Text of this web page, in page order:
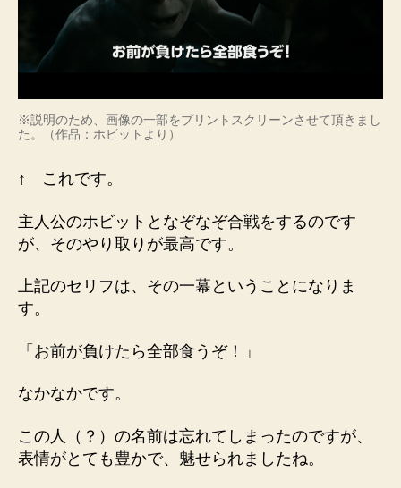
※説明のため、画像の一部をプリントスクリーンさせて頂きまし
た。（作品：ホビットより）
↑ これです。
主人公のホビットとなぞなぞ合戦をするのです
が、そのやり取りが最高です。
上記のセリフは、その一幕ということになりま
す。
「お前が負けたら全部食うぞ！」
なかなかです。
この人（？）の名前は忘れてしまったのですが、
表情がとても豊かで、魅せられましたね。